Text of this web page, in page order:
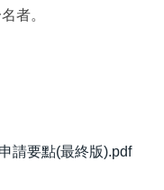
者。
請要點(最終版).pdf